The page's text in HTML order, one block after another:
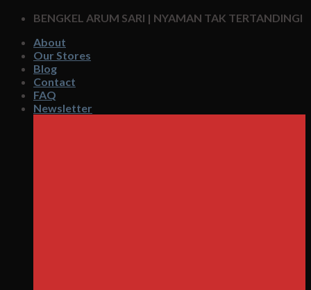
Skip
content
BENGKEL ARUM SARI | NYAMAN TAK TERTANDINGI
About
Our Stores
Blog
Contact
FAQ
Newsletter